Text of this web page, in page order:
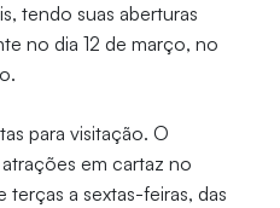
tendo suas aberturas
no dia 12 de março, no
para visitação. O
em cartaz no
terças a sextas-feiras, das